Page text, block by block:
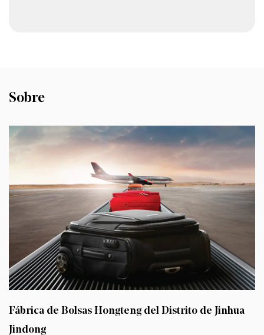
brinda una capa adicional de seguridad
El candado permite a los funcionarios de la
TSA abrir la maleta para inspeccionarla sin
dañar el candado, lo que garantiza una
experiencia de viaje sin complicaciones.
¿Por qué elegir nuestros juegos de
equipaje?
- Versatilidad: Con tres tamaños para
elegir, nuestros juegos de equipaje son
ideales para cualquier duración de viaje.
- Diseño elegante: el patrón de hidrocubo
azul y verde añade un toque de
sofisticación a su equipo de viaje.
Sobre
Fábrica de Bolsas Hongteng del Distrito de Jinhua
Jindong